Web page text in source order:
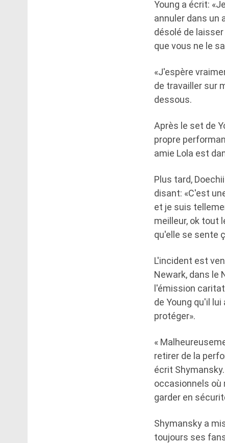
Young a écrit:
annuler dans un
désolé de
que vous ne le
«J'espère
de travailler sur
dessous.
Après le set de
propre
amie Lola est
Plus tard,
disant: «C'est
et je suis
meilleur, ok tout
qu'elle se sente
L'incident est
Newark, dans le
l'émission
de Young qu'il
protéger».
«
retirer de la
écrit
occasionnels où
garder en
Shymansky a
toujours ses